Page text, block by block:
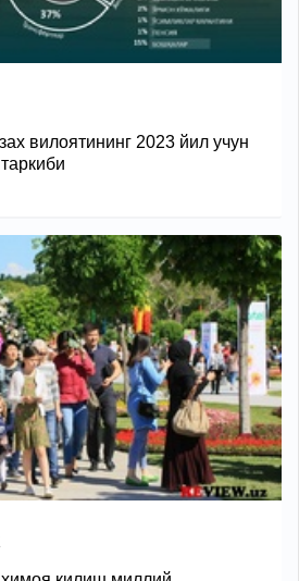
вилоятининг 2023 йил учун